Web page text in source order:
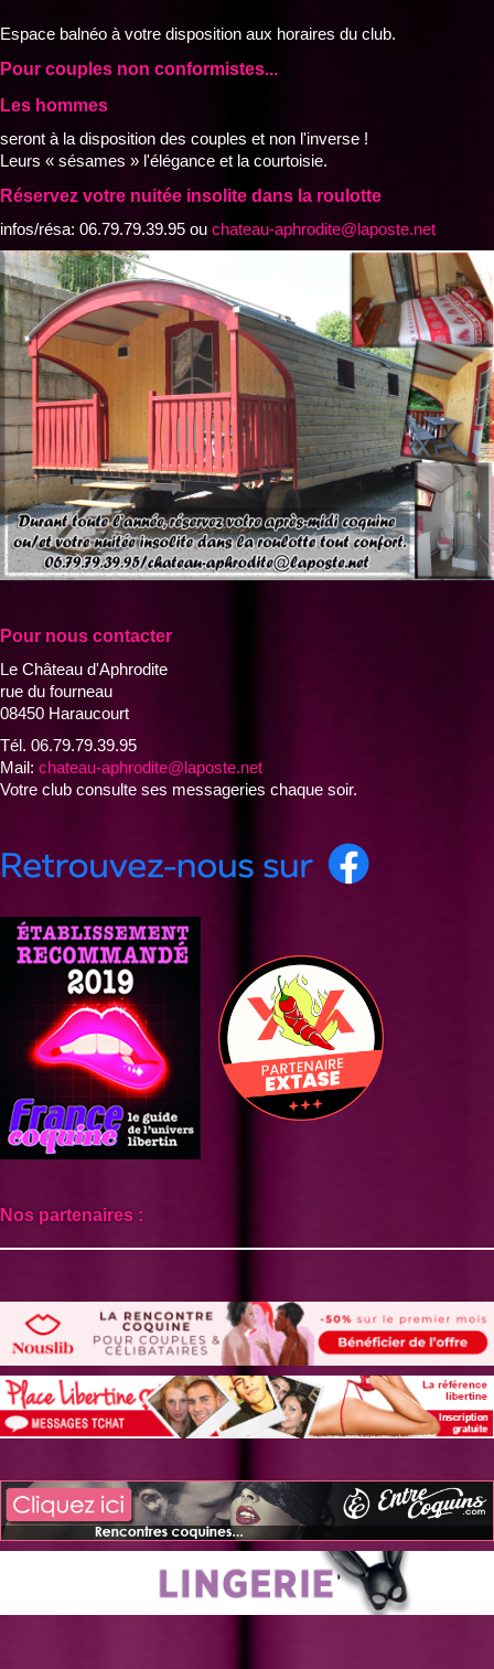
Espace balnéo à votre disposition aux horaires du club.
Pour couples non conformistes...
Les hommes
seront à la disposition des couples et non l'inverse !
Leurs « sésames » l'élégance et la courtoisie.
Réservez votre nuitée insolite dans la roulotte
infos/résa: 06.79.79.39.95 ou chateau-aphrodite@laposte.net
Pour nous contacter
Le Château d'Aphrodite
rue du fourneau
08450 Haraucourt
Tél. 06.79.79.39.95
Mail: chateau-aphrodite@laposte.net
Votre club consulte ses messageries chaque soir.
Nos partenaires :